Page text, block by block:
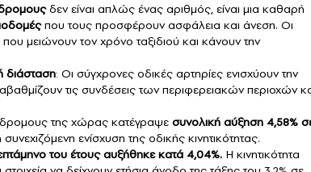
δεν είναι απλώς ένας αριθμός, είναι μια καθαρή
που τους προσφέρουν ασφάλεια και άνεση. Οι
μειώνουν τον χρόνο ταξιδιού και κάνουν την
διάσταση: Οι σύγχρονες οδικές αρτηρίες ενισχύουν την
τις συνδέσεις των περιφερειακών περιοχών
της χώρας κατέγραψεσυνολική αύξηση 4,58%
ενίσχυση της οδικής κινητικότητας.
του έτους αυξήθηκε κατά 4,04%. Η κινητικότητα